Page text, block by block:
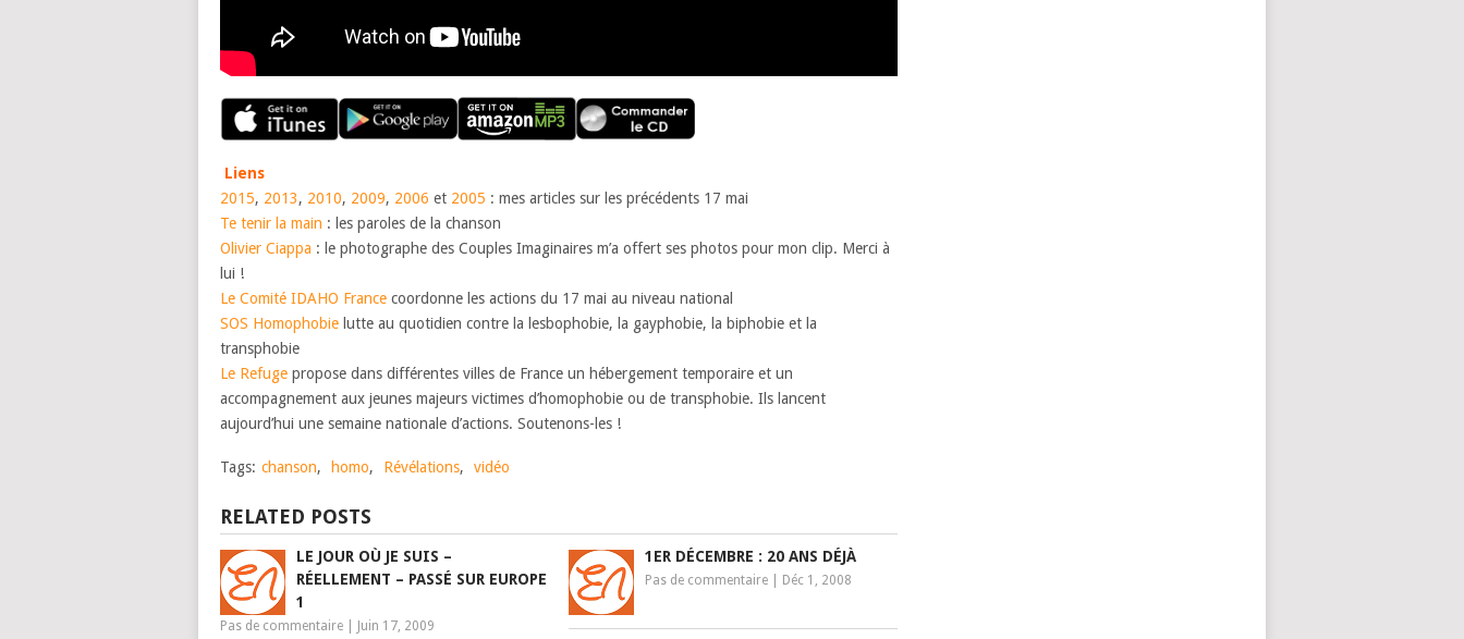
Liens
2015, 2013, 2010, 2009, 2006 et 2005 : mes articles sur les précédents 17 mai
Te tenir la main : les paroles de la chanson
Olivier Ciappa : le photographe des Couples Imaginaires m’a offert ses photos pour mon clip. Merci à
lui !
Le Comité IDAHO France coordonne les actions du 17 mai au niveau national
SOS Homophobie lutte au quotidien contre la lesbophobie, la gayphobie, la biphobie et la
transphobie
Le Refuge propose dans différentes villes de France un hébergement temporaire et un
accompagnement aux jeunes majeurs victimes d’homophobie ou de transphobie. Ils lancent
aujourd’hui une semaine nationale d’actions. Soutenons-les !
Tags: chanson, homo, Révélations, vidéo
RELATED POSTS
LE JOUR OÙ JE SUIS –
RÉELLEMENT – PASSÉ SUR EUROPE
1
Pas de commentaire Juin 17, 2009
1ER DÉCEMBRE : 20 ANS DÉJÀ
Pas de commentaire Déc 1, 2008